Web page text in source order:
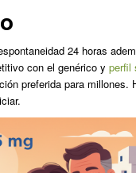
24 horas
con el genérico y perfil
preferida para millones.